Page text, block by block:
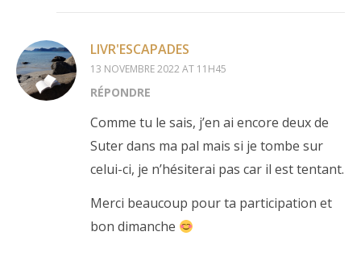
LIVR'ESCAPADES
13 NOVEMBRE 2022 AT 11H45
RÉPONDRE
Comme tu le sais, j’en ai encore deux de
Suter dans ma pal mais si je tombe sur
celui-ci, je n’hésiterai pas car il est tentant.
Merci beaucoup pour ta participation et
bon dimanche